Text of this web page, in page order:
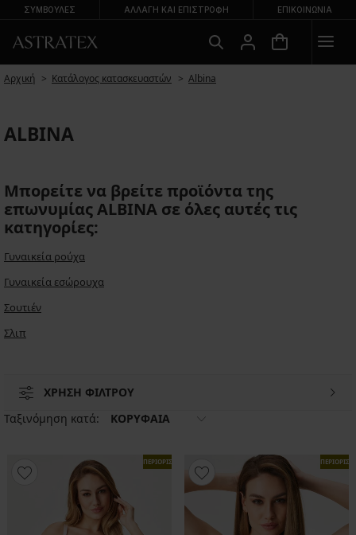
ΣΥΜΒΟΥΛΕΣ ΑΛΛΑΓΉ ΚΑΙ ΕΠΙΣΤΡΟΦΉ ΕΠΙΚΟΙΝΩΝΊΑ
Αρχική Κατάλογος κατασκευαστών Albina
ALBINA
Μπορείτε να βρείτε προϊόντα της
επωνυμίας ALBINA σε όλες αυτές τις
κατηγορίες:
Γυναικεία ρούχα
Γυναικεία εσώρουχα
Σουτιέν
Σλιπ
ΧΡΗΣΗ ΦΙΛΤΡΟΥ
Ταξινόμηση κατά:
ΚΟΡΥΦΑΙΑ
ΠΕΡΙΟΡΙΣΜΕΝΑ